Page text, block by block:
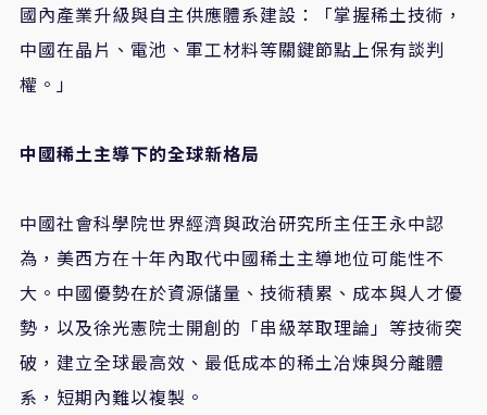
國內產業升級與自主供應體系建設：「掌握稀土技術，
中國在晶片、電池、軍工材料等關鍵節點上保有談判
權。」
中國稀土主導下的全球新格局
中國社會科學院世界經濟與政治研究所主任王永中認
為，美西方在十年內取代中國稀土主導地位可能性不
大。中國優勢在於資源儲量、技術積累、成本與人才優
勢，以及徐光憲院士開創的「串級萃取理論」等技術突
破，建立全球最高效、最低成本的稀土冶煉與分離體
系，短期內難以複製。